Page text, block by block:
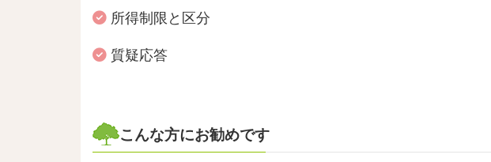
所得制限と区分
質疑応答
こんな方にお勧めです